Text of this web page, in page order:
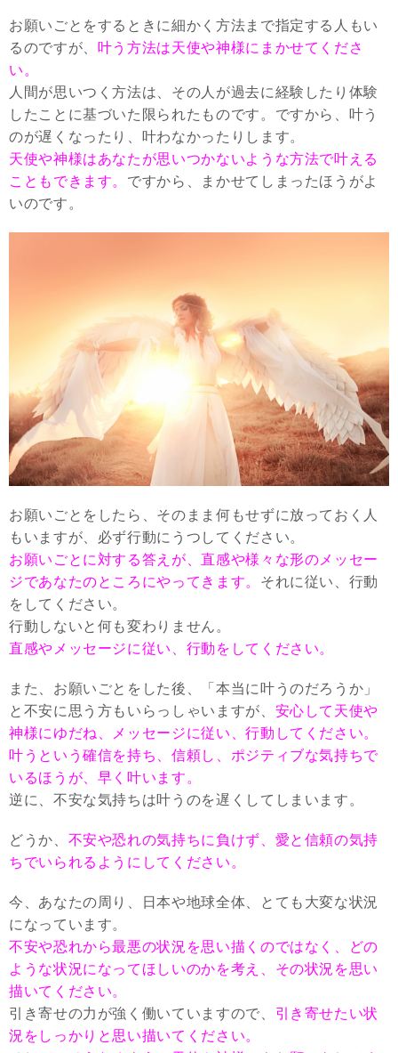
お願いごとをするときに細かく方法まで指定する人もい
るのですが、 叶う方法は天使や神様にまかせてくださ
い。
人間が思いつく方法は、その人が過去に経験したり体験
したことに基づいた限られたものです。ですから、叶う
のが遅くなったり、叶わなかったりします。
天使や神様はあなたが思いつかないような方法で叶える
こともできます。 ですから、まかせてしまったほうがよ
いのです。
お願いごとをしたら、そのまま何もせずに放っておく人
もいますが、必ず行動にうつしてください。
お願いごとに対する答えが、直感や様々な形のメッセー
ジであなたのところにやってきます。 それに従い、行動
をしてください。
行動しないと何も変わりません。
直感やメッセージに従い、行動をしてください。
また、お願いごとをした後、「本当に叶うのだろうか」
と不安に思う方もいらっしゃいますが、 安心して天使や
神様にゆだね、メッセージに従い、行動してください。
叶うという確信を持ち、信頼し、ポジティブな気持ちで
いるほうが、早く叶います。
逆に、不安な気持ちは叶うのを遅くしてしまいます。
どうか、 不安や恐れの気持ちに負けず、愛と信頼の気持
ちでいられるようにしてください。
今、あなたの周り、日本や地球全体、とても大変な状況
になっています。
不安や恐れから最悪の状況を思い描くのではなく、どの
ような状況になってほしいのかを考え、その状況を思い
描いてください。
引き寄せの力が強く働いていますので、 引き寄せたい状
況をしっかりと思い描いてください。